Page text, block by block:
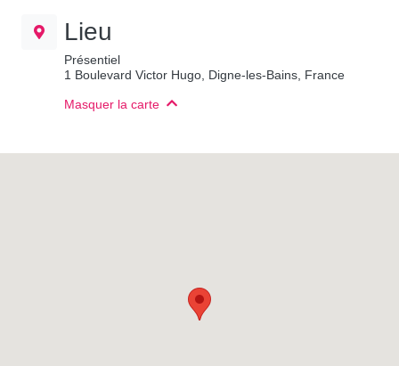
Lieu
Présentiel
1 Boulevard Victor Hugo, Digne-les-Bains, France
Masquer la carte